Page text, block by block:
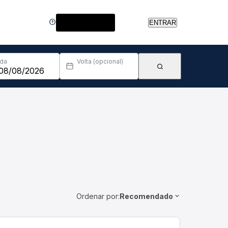
ENTRAR
Volta (opcional)
Ordenar por:Recomendado